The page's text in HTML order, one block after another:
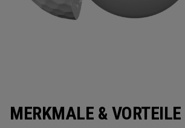
MERKMALE & VORTEILE